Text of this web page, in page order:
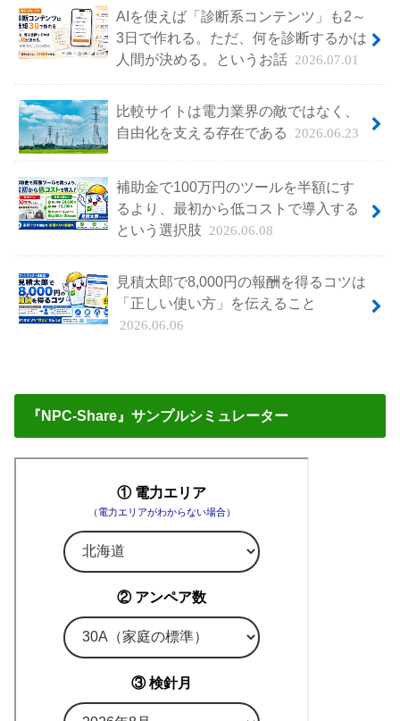
AIを使えば「診断系コンテンツ」も2～
3日で作れる。ただ、何を診断するかは
人間が決める。というお話 2026.07.01
比較サイトは電力業界の敵ではなく、
自由化を支える存在である
2026.06.23
補助金で100万円のツールを半額にす
るより、最初から低コストで導入する
という選択肢 2026.06.08
見積太郎で8,000円の報酬を得るコツは
「正しい使い方」を伝えること
2026.06.06
『NPC-Share』サンプルシミュレーター